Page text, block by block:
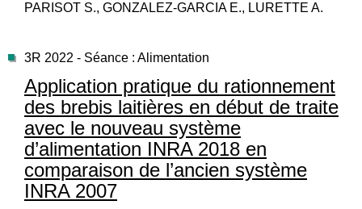
PARISOT S., GONZALEZ-GARCIA E., LURETTE A.
3R 2022 - Séance : Alimentation
Application pratique du rationnement
des brebis laitières en début de traite
avec le nouveau système
d’alimentation INRA 2018 en
comparaison de l’ancien système
INRA 2007